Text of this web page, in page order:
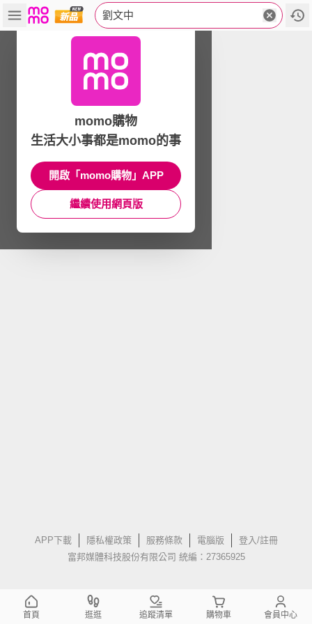
劉文中
APP下載 隱私權政策 服務條款 電腦版
登入/註冊
富邦媒體科技股份有限公司 統編：27365925
momo購物
生活大小事都是momo的事
開啟「momo購物」APP
繼續使用網頁版
首頁 逛逛 追蹤清單 購物車 會員中心